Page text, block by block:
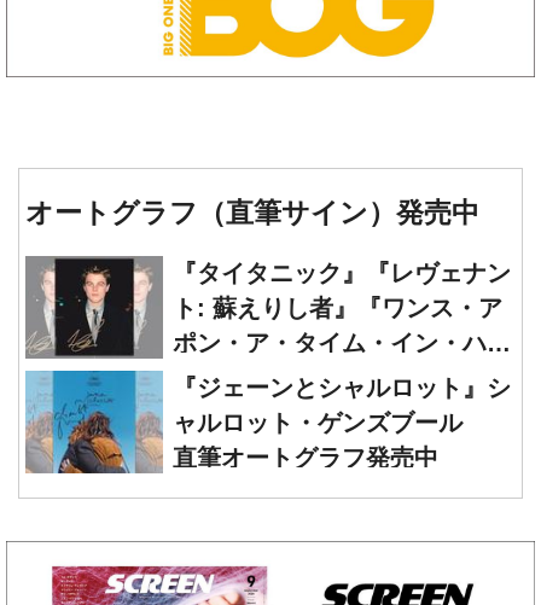
オートグラフ（直筆サイン）発売中
『タイタニック』『レヴェナン
ト: 蘇えりし者』『ワンス・ア
ポン・ア・タイム・イン・ハリ
ウッド』レオナルド・ディカプ
リオ 直筆オートグラフ発売中
『ジェーンとシャルロット』シ
ャルロット・ゲンズブール
直筆オートグラフ発売中